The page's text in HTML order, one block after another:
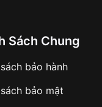
Sách Chung
bảo hành
bảo mật